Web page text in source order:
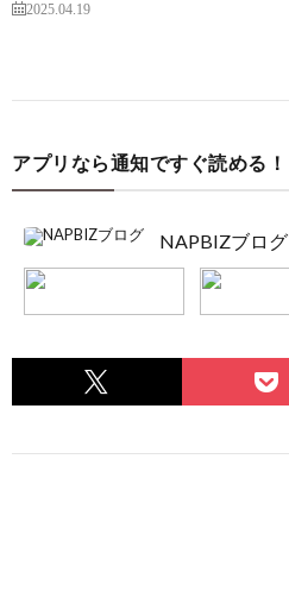
2025.04.19
アプリなら通知ですぐ読める！
NAPBIZブログ